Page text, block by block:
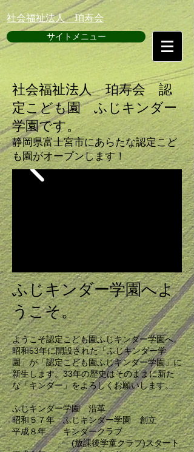
​社会福祉法人 珀寿会
サイトメニュー
社会福祉法人 珀寿会 認
定こども園 ふじキンダー
学園です。
静岡県富士宮市にあらたな認定こど
も園がオープンします！
ふじキンダー学園へよ
うこそ。
ようこそ認定こども園ふじキンダー学園へ。
昭和53年に開設された「ふじキンダー学
園」が「認定こども園ふじキンダー学園」に
新生します。33年の歴史はそのままに新た
な「キンダー」をよろしくお願いします。
ふじキンダー学園 沿革
昭和５７年 ふじキンダー学園 創立
平成８年 キンダークラブ
(放課後学童クラブ)スタート